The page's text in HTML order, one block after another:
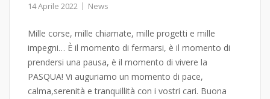
14 Aprile 2022 News
Mille corse, mille chiamate, mille progetti e mille
impegni… È il momento di fermarsi, è il momento di
prendersi una pausa, è il momento di vivere la
PASQUA! Vi auguriamo un momento di pace,
calma,serenità e tranquillità con i vostri cari. Buona